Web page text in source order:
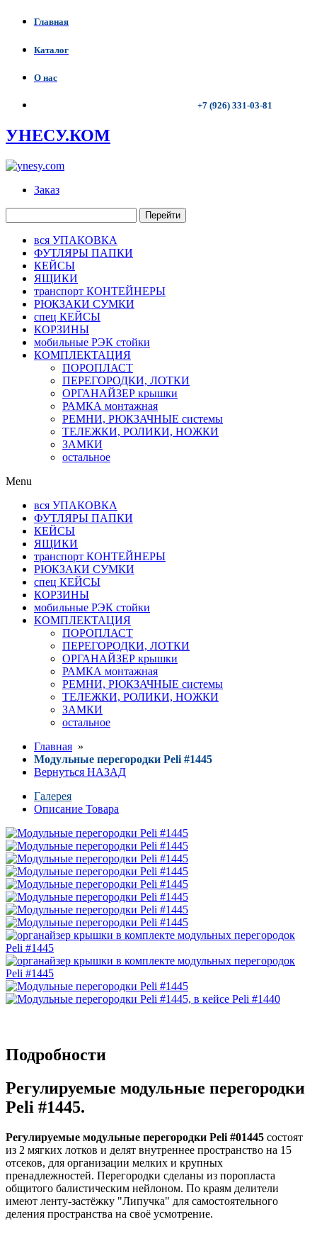
Главная
Каталог
О нас
+7 (926) 331-03-81
УНЕСУ.КОМ
Заказ
Перейти
вся УПАКОВКА
ФУТЛЯРЫ ПАПКИ
КЕЙСЫ
ЯЩИКИ
транспорт КОНТЕЙНЕРЫ
РЮКЗАКИ СУМКИ
спец КЕЙСЫ
КОРЗИНЫ
мобильные РЭК стойки
КОМПЛЕКТАЦИЯ
ПОРОПЛАСТ
ПЕРЕГОРОДКИ, ЛОТКИ
ОРГАНАЙЗЕР крышки
РАМКА монтажная
РЕМНИ, РЮКЗАЧНЫЕ системы
ТЕЛЕЖКИ, РОЛИКИ, НОЖКИ
ЗАМКИ
остальное
Menu
вся УПАКОВКА
ФУТЛЯРЫ ПАПКИ
КЕЙСЫ
ЯЩИКИ
транспорт КОНТЕЙНЕРЫ
РЮКЗАКИ СУМКИ
спец КЕЙСЫ
КОРЗИНЫ
мобильные РЭК стойки
КОМПЛЕКТАЦИЯ
ПОРОПЛАСТ
ПЕРЕГОРОДКИ, ЛОТКИ
ОРГАНАЙЗЕР крышки
РАМКА монтажная
РЕМНИ, РЮКЗАЧНЫЕ системы
ТЕЛЕЖКИ, РОЛИКИ, НОЖКИ
ЗАМКИ
остальное
Главная »
Модульные перегородки Peli #1445
Вернуться НАЗАД
Галерея
Описание Товара
Подробности
Регулируемые модульные перегородки
Peli #1445.
Регулируемые модульные перегородки Peli #01445 состоят
из 2 мягких лотков и делят внутреннее пространство на 15
отсеков, для организации мелких и крупных
пренадлежностей. Перегородки сделаны из поропласта
общитого балистическим нейлоном. По краям делители
имеют ленту-застёжку "Липучка" для самостоятельного
деления пространства на своё усмотрение.